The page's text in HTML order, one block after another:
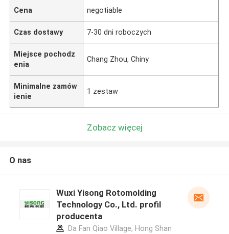
Cena negotiable
Czas dostawy 7-30 dni roboczych
Miejsce pochodz
enia
Chang Zhou, Chiny
Minimalne zamów
ienie
1 zestaw
Zobacz więcej
O nas
Wuxi Yisong Rotomolding
Technology Co., Ltd. profil
producenta
Da Fan Qiao Village, Hong Shan